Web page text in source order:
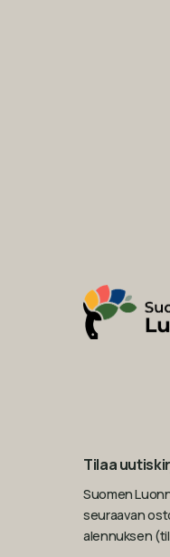
Tilaa
Suomen
seuraavan
alennuksen